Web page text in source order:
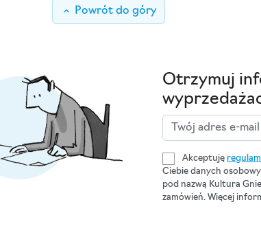
keyboard_arrow_up Powrót do góry
Otrzymuj
Akceptuję
Ciebie danych
pod nazwą Kultura
zamówień. Więcej